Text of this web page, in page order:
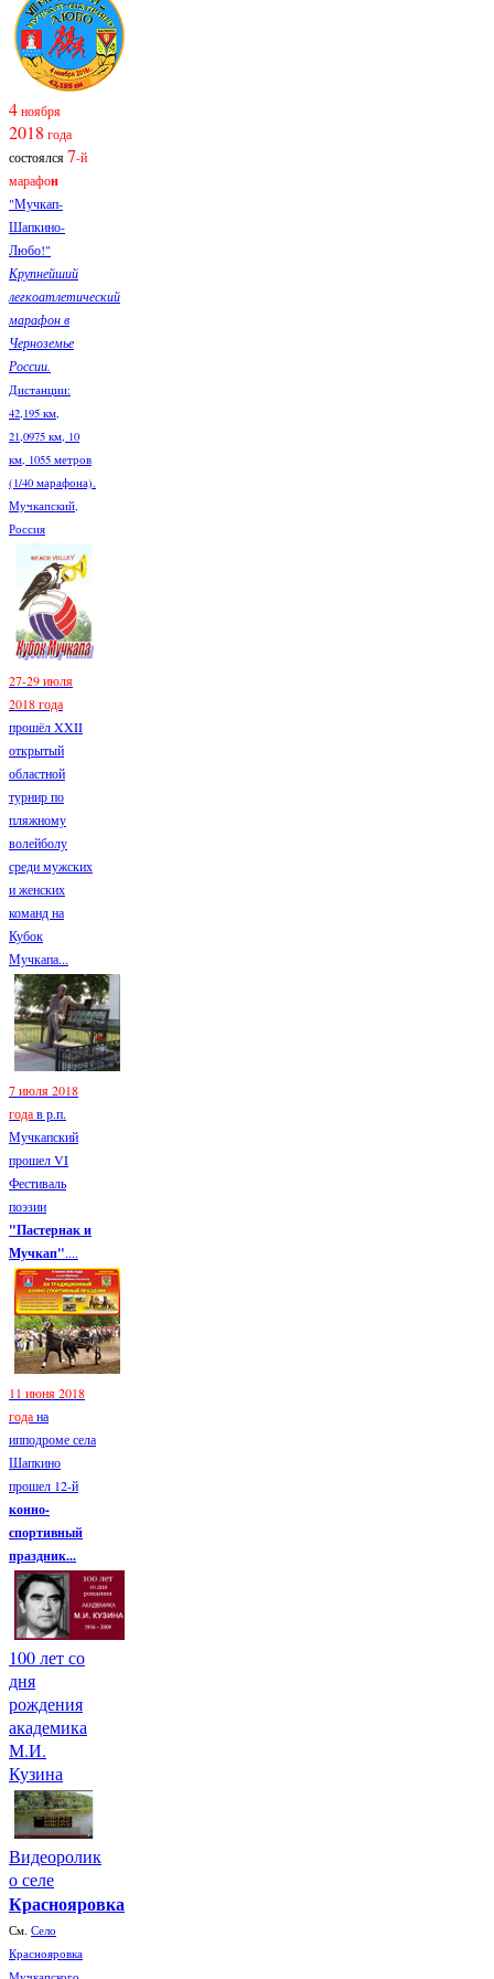
4ноября
2018 года
состоялся7-й
марафон
"Мучкап-
Шапкино-
Любо!"
Крупнейший
легкоатлетический
марафон в
Черноземье
России.
Дистанции:
42,195 км,
21,0975 км, 10
км, 1055 метров
(1/40 марафона).
Мучкапский,
Россия
27-29 июля
2018 года
прошёл XXII
открытый
областной
турнир по
пляжному
волейболу
среди мужских
и женских
команд на
Кубок
Мучкапа...
7 июля 2018
годав р.п.
Мучкапский
прошел VI
Фестиваль
поэзии
"Пастернак и
Мучкап"....
11 июня 2018
годана
ипподроме села
Шапкино
прошел 12-й
конно-
спортивный
праздник...
100 лет со
дня
рождения
академика
М.И.
Кузина
Видеоролик
о селе
Краснояровка
См. Село
Краснояровка